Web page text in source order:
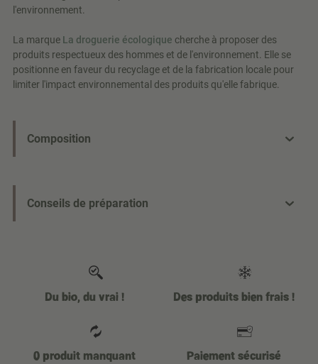
l'environnement.
La marque La droguerie écologique cherche à proposer des
produits respectueux des hommes et de l'environnement. Elle se
positionne en faveur du recyclage et de la fabrication locale pour
limiter l'impact environnemental des produits qu'elle fabrique.
Composition
Conseils de préparation
Du bio, du vrai ! Des produits bien frais !
0 produit manquant Paiement sécurisé